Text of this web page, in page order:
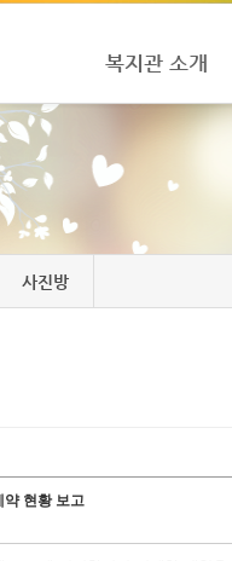
복지관 소개
사진방
약 현황 보고